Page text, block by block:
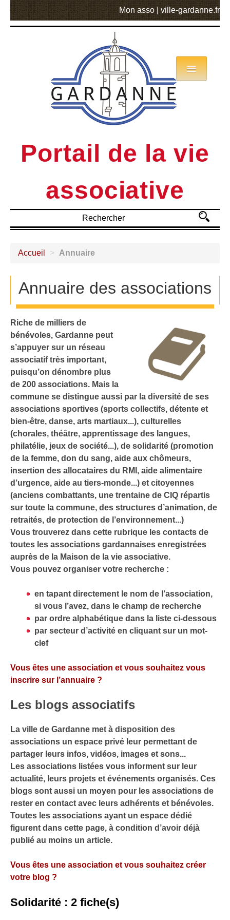
Mon asso ville-gardanne.fr
Portail de la vie
associative
Annuaire
Actualités
MVA
Accueil > Annuaire
Annuaire des associations
Riche de milliers de
bénévoles, Gardanne peut
s’appuyer sur un réseau
associatif très important,
puisqu’on dénombre plus
de 200 associations. Mais la
commune se distingue aussi par la diversité de ses
associations sportives (sports collectifs, détente et
bien-être, danse, arts martiaux...), culturelles
(chorales, théâtre, apprentissage des langues,
philatélie, jeux de société...), de solidarité (promotion
de la femme, don du sang, aide aux chômeurs,
insertion des allocataires du RMI, aide alimentaire
d’urgence, aide au tiers-monde...) et citoyennes
(anciens combattants, une trentaine de CIQ répartis
sur toute la commune, des structures d’animation, de
retraités, de protection de l’environnement...)
Vous trouverez dans cette rubrique les contacts de
toutes les associations gardannaises enregistrées
auprès de la Maison de la vie associative.
Vous pouvez organiser votre recherche :
en tapant directement le nom de l’association,
si vous l’avez, dans le champ de recherche
par ordre alphabétique dans la liste ci-dessous
par secteur d’activité en cliquant sur un mot-
clef
Vous êtes une association et vous souhaitez vous
inscrire sur l’annuaire ?
Les blogs associatifs
La ville de Gardanne met à disposition des
associations un espace privé leur permettant de
partager leurs infos, vidéos, images et sons...
Les associations listées vous informent sur leur
actualité, leurs projets et événements organisés. Ces
blogs sont aussi un moyen pour les associations de
rester en contact avec leurs adhérents et bénévoles.
Toutes les associations ayant un espace dédié
figurent dans cette page, à condition d’avoir déjà
publié au moins un article.
Vous êtes une association et vous souhaitez créer
votre blog ?
Solidarité : 2 fiche(s)